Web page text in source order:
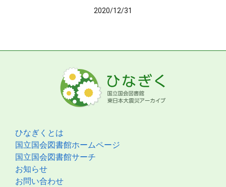
2020/12/31
ひなぎくとは
国立国会図書館ホームページ
国立国会図書館サーチ
お知らせ
お問い合わせ